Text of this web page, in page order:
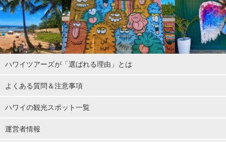
ハワイツアーズが「選ばれる理由」とは
よくある質問＆注意事項
ハワイの観光スポット一覧
運営者情報